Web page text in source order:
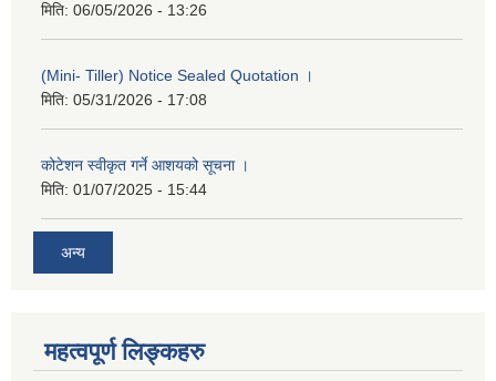
मिति: 06/05/2026 - 13:26
(Mini- Tiller) Notice Sealed Quotation ।
मिति: 05/31/2026 - 17:08
कोटेशन स्वीकृत गर्ने आशयको सूचना ।
मिति: 01/07/2025 - 15:44
अन्य
महत्वपूर्ण लिङ्कहरु